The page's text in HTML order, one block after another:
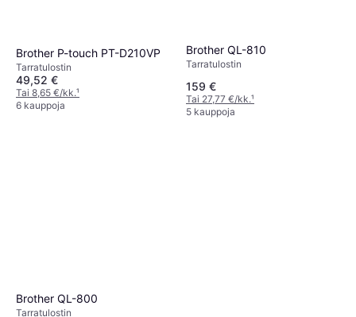
Brother P-touch PT-D210VP
Tarra­tulostin
49,52 €
Tai 8,65 €/kk.¹
6 kauppoja
Brother QL-810
Tarra­tulostin
159 €
Tai 27,77 €/kk.¹
5 kauppoja
Brother QL-800
Tarra­tulostin